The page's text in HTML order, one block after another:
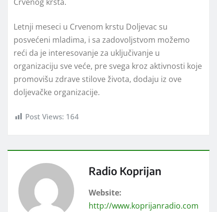
Letnji meseci u Crvenom krstu Doljevac su
posvećeni mladima, i sa zadovoljstvom možemo
reći da je interesovanje za uključivanje u
organizaciju sve veće, pre svega kroz aktivnosti koje
promovišu zdrave stilove života, dodaju iz ove
doljevačke organizacije.
Post Views: 164
Radio Koprijan
Website:
http://www.koprijanradio.com